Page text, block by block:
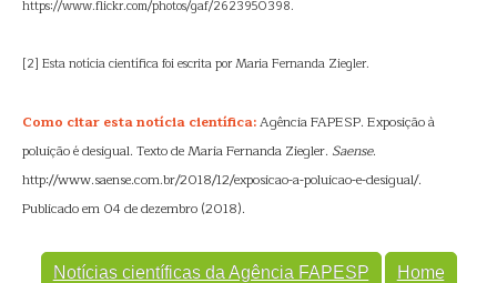
https://www.flickr.com/photos/gaf/2623950398.
[2] Esta notícia científica foi escrita por Maria Fernanda Ziegler.
Como citar esta notícia científica:Agência FAPESP. Exposição à
poluição é desigual. Texto de Maria Fernanda Ziegler. Saense.
http://www.saense.com.br/2018/12/exposicao-a-poluicao-e-desigual/.
Publicado em 04 de dezembro (2018).
Notícias científicas da Agência FAPESP Home